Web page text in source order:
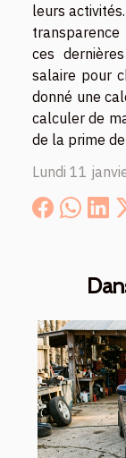
leurs
ces
salaire pour
donné une
calculer de
de la prime
Lundi 11